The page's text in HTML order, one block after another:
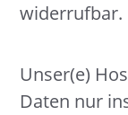
widerrufbar.
Unser(e)
Daten nur